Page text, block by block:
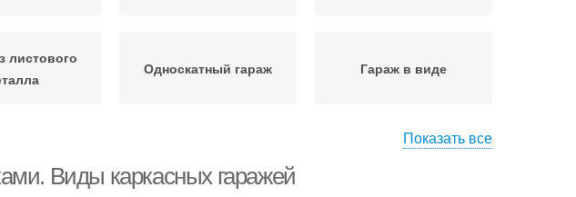
листового
Односкатный гараж Гараж в виде
Показать все
Виды каркасных гаражей